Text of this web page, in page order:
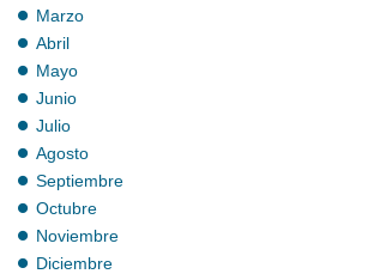
Marzo
Abril
Mayo
Junio
Julio
Agosto
Septiembre
Octubre
Noviembre
Diciembre